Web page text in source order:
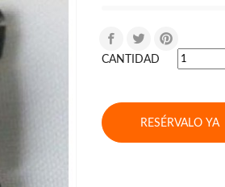
CANTIDAD
RESÉRVALO YA